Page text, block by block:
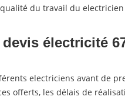
du travail du
électricité
electriciens avant de
offerts, les délais de